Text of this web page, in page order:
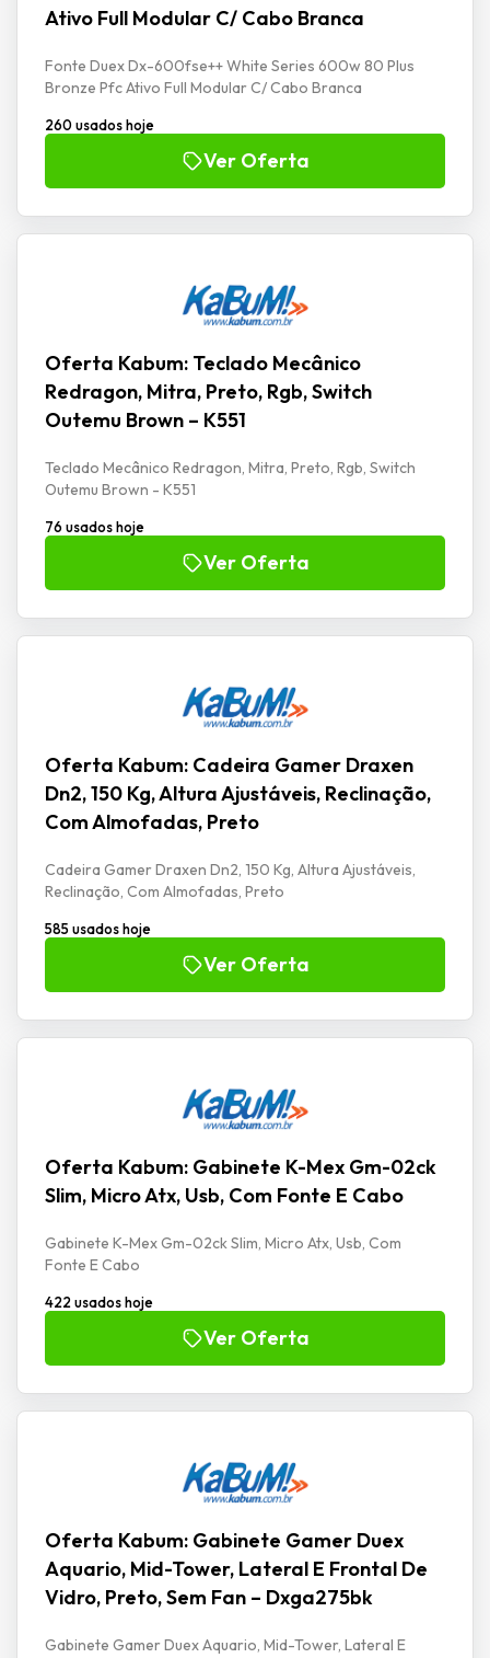
Ativo Full Modular C/ Cabo Branca
Fonte Duex Dx-600fse++ White Series 600w 80 Plus
Bronze Pfc Ativo Full Modular C/ Cabo Branca
260 usados hoje
Ver Oferta
Oferta Kabum: Teclado Mecânico
Redragon, Mitra, Preto, Rgb, Switch
Outemu Brown – K551
Teclado Mecânico Redragon, Mitra, Preto, Rgb, Switch
Outemu Brown - K551
76 usados hoje
Ver Oferta
Oferta Kabum: Cadeira Gamer Draxen
Dn2, 150 Kg, Altura Ajustáveis, Reclinação,
Com Almofadas, Preto
Cadeira Gamer Draxen Dn2, 150 Kg, Altura Ajustáveis,
Reclinação, Com Almofadas, Preto
585 usados hoje
Ver Oferta
Oferta Kabum: Gabinete K-Mex Gm-02ck
Slim, Micro Atx, Usb, Com Fonte E Cabo
Gabinete K-Mex Gm-02ck Slim, Micro Atx, Usb, Com
Fonte E Cabo
422 usados hoje
Ver Oferta
Oferta Kabum: Gabinete Gamer Duex
Aquario, Mid-Tower, Lateral E Frontal De
Vidro, Preto, Sem Fan – Dxga275bk
Gabinete Gamer Duex Aquario, Mid-Tower, Lateral E